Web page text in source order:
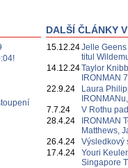
DALŠÍ ČLÁNKY
15.12.24Jelle
titul
14.12.24Taylor
IRONMAN
22.9.24
Laura
7.7.24
V Rothu
28.4.24
IRONMAN
Matthews,
26.4.24
Výsledkový
17.4.24
Youri
Singapore